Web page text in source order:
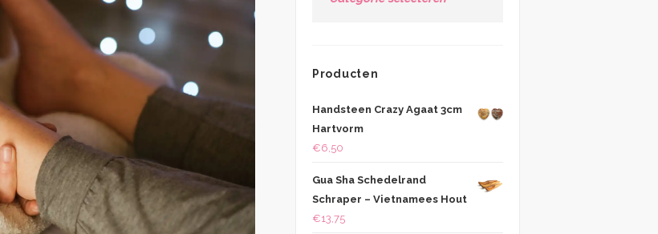
Producten
Handsteen Crazy Agaat 3cm
Hartvorm
€6,50
Gua Sha Schedelrand
Schraper – Vietnamees Hout
€13,75